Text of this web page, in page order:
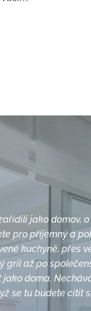
jako domov,
pro příjemný a
kuchyně, přes
gril až po
jako doma.
se tu budete cítit